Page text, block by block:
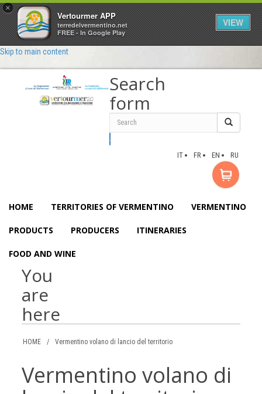
×
Vertourmer APP
terredelvermentino.net
FREE - In Google Play
VIEW
Skip to main content
Search
form
Search
IT FR EN RU
HOME TERRITORIES OF VERMENTINO VERMENTINO
PRODUCTS PRODUCERS ITINERARIES
FOOD AND WINE
You
are
here
HOME / Vermentino volano di lancio del territorio
Vermentino volano di